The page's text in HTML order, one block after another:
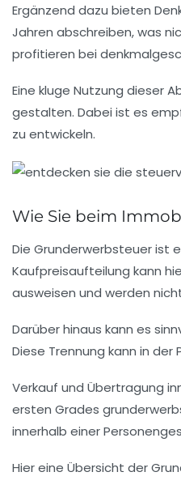
Ergänzend dazu bieten
Jahren abschreiben, was
profitieren bei
Eine kluge Nutzung dieser
gestalten. Dabei ist es
zu entwickeln.
Wie Sie beim
Die Grunderwerbsteuer ist
Kaufpreisaufteilung kann
ausweisen und werden
Darüber hinaus kann es
Diese Trennung kann in
Verkauf und Übertragung
ersten Grades
innerhalb einer
Hier eine Übersicht der